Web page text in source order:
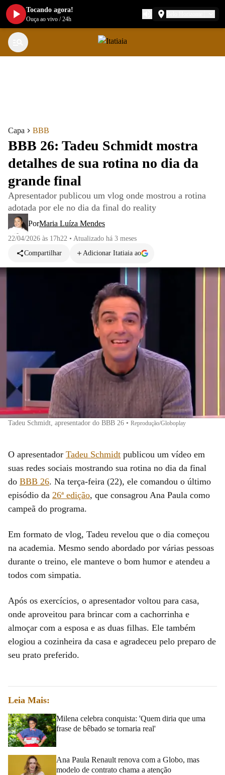
Capa BBB
BBB 26: Tadeu Schmidt mostra
detalhes de sua rotina no dia da
grande final
Apresentador publicou um vlog onde mostrou a rotina
adotada por ele no dia da final do reality
PorMaria Luíza Mendes
22/04/2026 às 17h22 • Atualizado há 3 meses
Compartilhar
Adicionar Itatiaia ao
Tadeu Schmidt, apresentador do BBB 26 • Reprodução/Globoplay
O apresentador Tadeu Schmidt publicou um vídeo em
suas redes sociais mostrando sua rotina no dia da final
do BBB 26. Na terça-feira (22), ele comandou o último
episódio da 26ª edição, que consagrou Ana Paula como
campeã do programa.
Em formato de vlog, Tadeu revelou que o dia começou
na academia. Mesmo sendo abordado por várias pessoas
durante o treino, ele manteve o bom humor e atendeu a
todos com simpatia.
Após os exercícios, o apresentador voltou para casa,
onde aproveitou para brincar com a cachorrinha e
almoçar com a esposa e as duas filhas. Ele também
elogiou a cozinheira da casa e agradeceu pelo preparo de
seu prato preferido.
Leia Mais:
Milena celebra conquista: 'Quem diria que uma
frase de bêbado se tornaria real'
Ana Paula Renault renova com a Globo, mas
modelo de contrato chama a atenção
Tocando agora!
Ouça ao vivo /24h